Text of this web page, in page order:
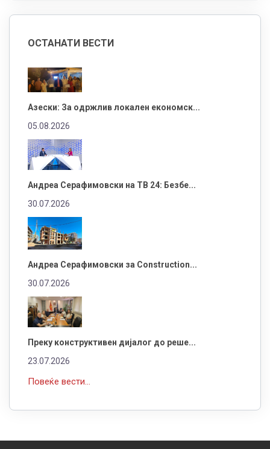
ОСТАНАТИ ВЕСТИ
Азески: За одржлив локален економск...
05.08.2026
Андреа Серафимовски на ТВ 24: Безбе...
30.07.2026
Андреа Серафимовски за Construction...
30.07.2026
Преку конструктивен дијалог до реше...
23.07.2026
Повеќе вести...